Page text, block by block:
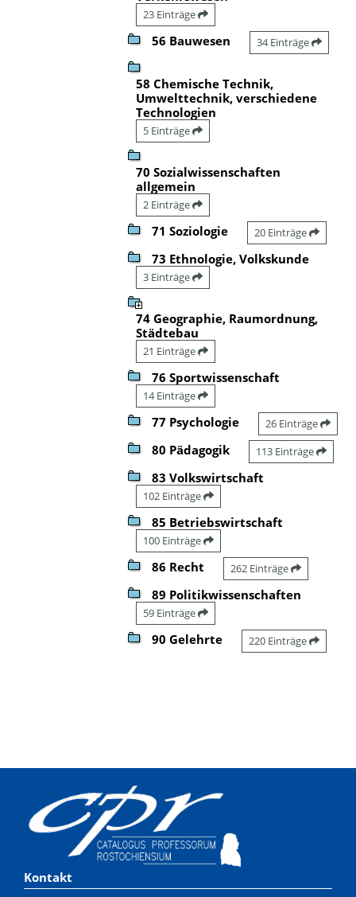
23 Einträge
56 Bauwesen 34 Einträge
58 Chemische Technik,
Umwelttechnik, verschiedene
Technologien
5 Einträge
70 Sozialwissenschaften
allgemein
2 Einträge
71 Soziologie 20 Einträge
73 Ethnologie, Volkskunde
3 Einträge
74 Geographie, Raumordnung,
Städtebau
21 Einträge
76 Sportwissenschaft
14 Einträge
77 Psychologie 26 Einträge
80 Pädagogik 113 Einträge
83 Volkswirtschaft
102 Einträge
85 Betriebswirtschaft
100 Einträge
86 Recht 262 Einträge
89 Politikwissenschaften
59 Einträge
90 Gelehrte 220 Einträge
Kontakt